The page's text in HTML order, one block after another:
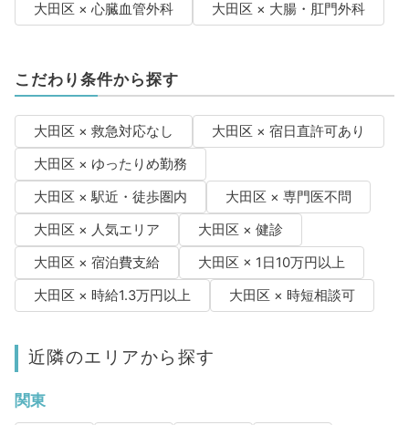
大田区 × 心臓血管外科
大田区 × 大腸・肛門外科
こだわり条件から探す
大田区 × 救急対応なし
大田区 × 宿日直許可あり
大田区 × ゆったりめ勤務
大田区 × 駅近・徒歩圏内
大田区 × 専門医不問
大田区 × 人気エリア
大田区 × 健診
大田区 × 宿泊費支給
大田区 × 1日10万円以上
大田区 × 時給1.3万円以上
大田区 × 時短相談可
近隣のエリアから探す
関東